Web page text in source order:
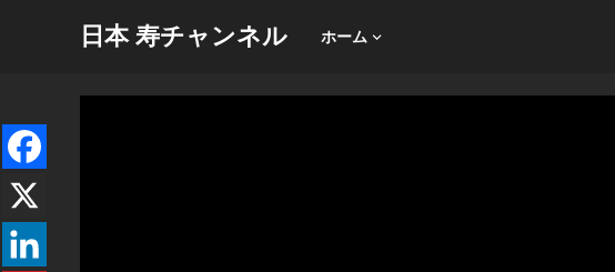
日本 寿チャンネル ホーム